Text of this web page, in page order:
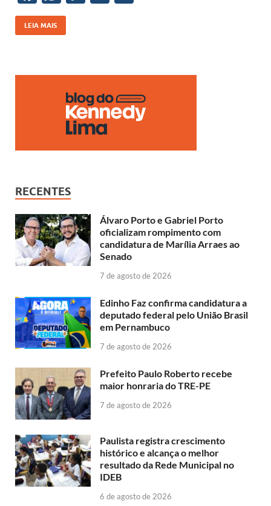
k
p
k
ac
e
o
h
at
A
p
p
Li
n
k
dI
n
LEIA MAIS
RECENTES
Álvaro Porto e Gabriel Porto
oficializam rompimento com
candidatura de Marília Arraes ao
Senado
7 de agosto de 2026
Edinho Faz confirma candidatura a
deputado federal pelo União Brasil
em Pernambuco
7 de agosto de 2026
Prefeito Paulo Roberto recebe
maior honraria do TRE-PE
7 de agosto de 2026
Paulista registra crescimento
histórico e alcança o melhor
resultado da Rede Municipal no
IDEB
6 de agosto de 2026